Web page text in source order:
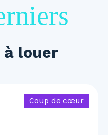
à louer
Coup de cœur